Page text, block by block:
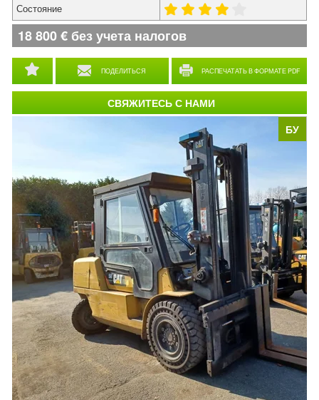
БУ
ПОДЕЛИТЬСЯ РАСПЕЧАТАТЬ В ФОРМАТЕ PDF
Состояние
18 800€ без учета налогов
СВЯЖИТЕСЬ С НАМИ